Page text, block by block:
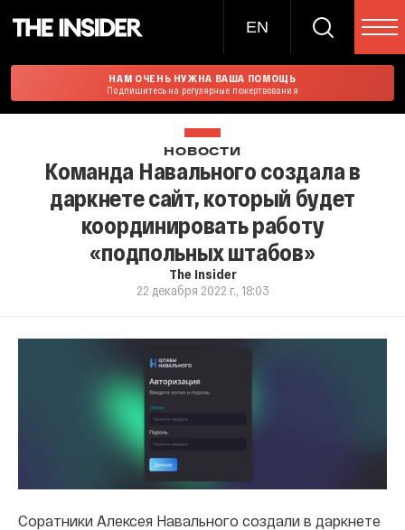
EN
НАМ ОЧЕНЬ НУЖНА ВАША ПОМОЩЬ
Подпишитесь на регулярные пожертвования
НОВОСТИ
Команда Навального создала в
даркнете сайт, который будет
координировать работу
«подпольных штабов»
The Insider
22 декабря 2022 г., 18:03
Соратники Алексея Навального создали в даркнете